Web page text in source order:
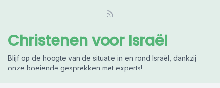
Christenen voor Israël
Blijf op de hoogte van de situatie in en rond Israël, dankzij
onze boeiende gesprekken met experts!